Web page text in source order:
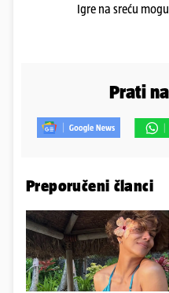
Igre na sreću
Prati
Preporučeni članci